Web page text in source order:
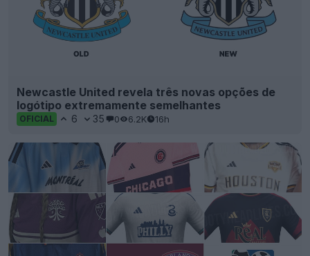
Newcastle United revela três novas opções de
logótipo extremamente semelhantes
OFICIAL 6 35 0 6.2K 16h